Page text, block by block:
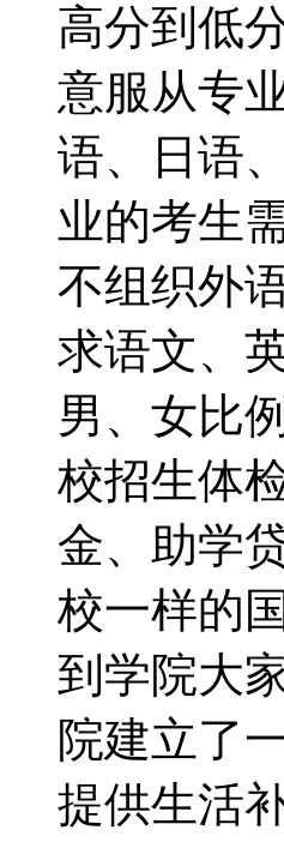
高分到低
意服从专
语、日语
业的考生
不组织外
求语文、
男、女比
校招生体
金、助学
校一样的
到学院大
院建立了
提供生活